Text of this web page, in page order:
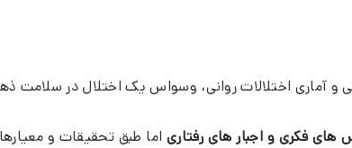
آماری اختلالات روانی، وسواس یک اختلال در سلامت
های فکری و اجبار های رفتاریاما طبق تحقیقات و